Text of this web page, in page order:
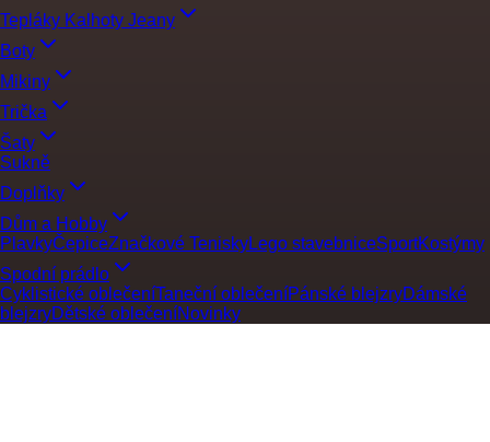
Tepláky Kalhoty Jeany
Boty
Mikiny
Trička
Šaty
Sukně
Doplňky
Dům a Hobby
PlavkyČepiceZnačkové TeniskyLego stavebniceSportKostýmy
Spodní prádlo
Cyklistické oblečeníTaneční oblečeníPánské blejzryDámské
blejzryDětské oblečeníNovinky